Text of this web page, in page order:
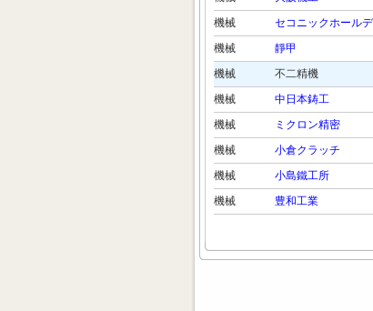
機械
セコニックホール
機械
靜甲
機械
不二精機
機械
中日本鋳工
機械
ミクロン精密
機械
小倉クラッチ
機械
小島鐵工所
機械
豊和工業